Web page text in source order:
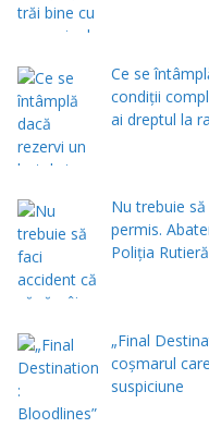
Ce se
condiții
ai dreptul la
Nu trebuie
permis.
Poliţia Rutieră
„Final
coșmarul
suspiciune